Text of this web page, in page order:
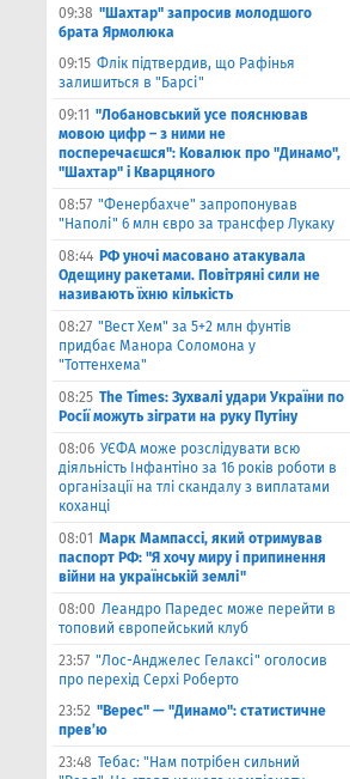
09:38 "Шахтар" запросив молодшого
брата Ярмолюка
09:15 Флік підтвердив, що Рафінья
залишиться в "Барсі"
09:11 "Лобановський усе пояснював
мовою цифр – з ними не
посперечаєшся": Ковалюк про "Динамо",
"Шахтар" і Кварцяного
08:57 "Фенербахче" запропонував
"Наполі" 6 млн євро за трансфер Лукаку
08:44 РФ уночі масовано атакувала
Одещину ракетами. Повітряні сили не
називають їхню кількість
08:27 "Вест Хем" за 5+2 млн фунтів
придбає Манора Соломона у
"Тоттенхема"
08:25 The Times: Зухвалі удари України по
Росії можуть зіграти на руку Путіну
08:06 УЄФА може розслідувати всю
діяльність Інфантіно за 16 років роботи в
організації на тлі скандалу з виплатами
коханці
08:01 Марк Мампассі, який отримував
паспорт РФ: "Я хочу миру і припинення
війни на українській землі"
08:00 Леандро Паредес може перейти в
топовий європейський клуб
23:57 "Лос-Анджелес Гелаксі" оголосив
про перехід Серхі Роберто
23:52 "Верес" — "Динамо": статистичне
прев’ю
23:48 Тебас: "Нам потрібен сильний